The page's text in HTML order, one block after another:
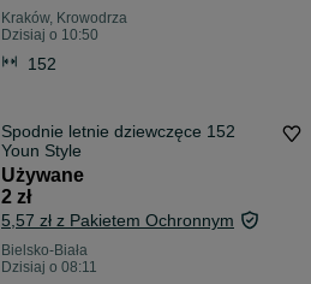
Kraków, Krowodrza
Dzisiaj o 10:50
152
Spodnie letnie dziewczęce 152
Youn Style
Używane
2 zł
5,57 zł z Pakietem Ochronnym
Bielsko-Biała
Dzisiaj o 08:11